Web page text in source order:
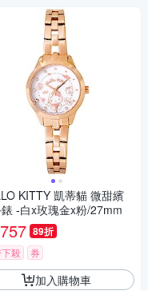
KITTY 凱蒂貓 微甜繽
-白x玫瑰金x粉/27mm
89折
殺 券
加入購物車